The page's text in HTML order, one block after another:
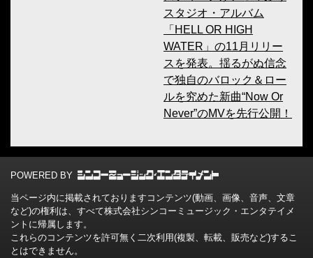
スタジオ・アルバム
「HELL OR HIGH
WATER」の11月リリー
スを発表。揺るがぬ信念
で独自のバロック＆ロー
ルを究めた新曲“Now Or
Never”のMVを先行公開！
POWERED BY
当ページ内に掲載されておりますコンテンツ(動画、画像、音声、文章
など)の権利は、すべて株式会社シンコーミュージック・エンタテイメ
ントに帰属します。
これらのコンテンツを許可無く二次利用(複製、転載、販売など)するこ
とはできません。